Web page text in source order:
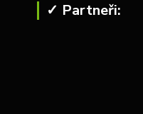
✓ Partneři: